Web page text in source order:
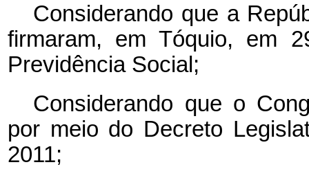
Considerando que a
firmaram, em Tóquio, em
Previdência Social;
Considerando que o
por meio do Decreto
2011;